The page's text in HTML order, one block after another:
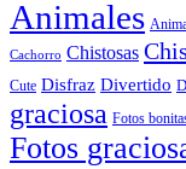
Animales
Cachorro Chistosas
Cute Disfraz Divertido
graciosa Fotos
Fotos